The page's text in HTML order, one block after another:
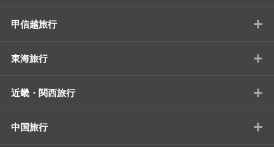
甲信越旅行 +
東海旅行 +
近畿・関西旅行 +
中国旅行 +